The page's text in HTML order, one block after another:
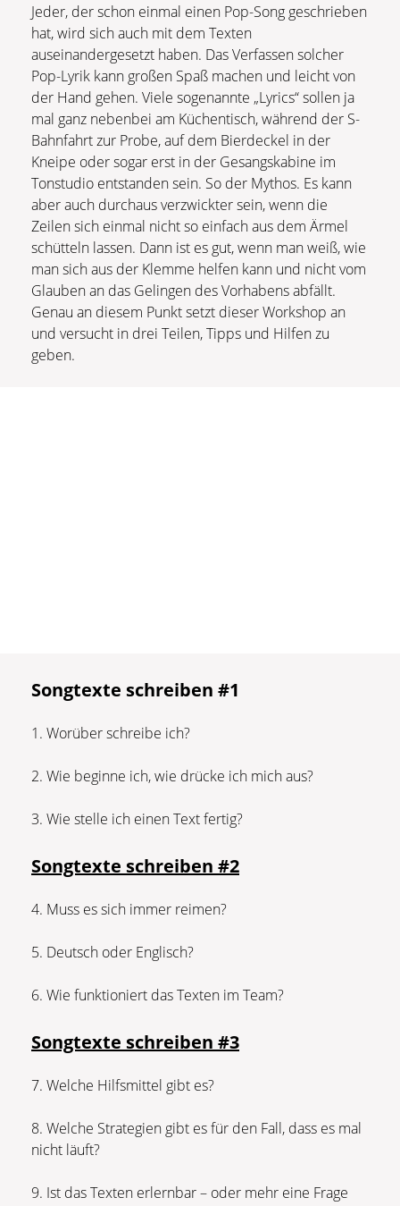
Jeder, der schon einmal einen Pop-Song geschrieben
hat, wird sich auch mit dem Texten
auseinandergesetzt haben. Das Verfassen solcher
Pop-Lyrik kann großen Spaß machen und leicht von
der Hand gehen. Viele sogenannte „Lyrics“ sollen ja
mal ganz nebenbei am Küchentisch, während der S-
Bahnfahrt zur Probe, auf dem Bierdeckel in der
Kneipe oder sogar erst in der Gesangskabine im
Tonstudio entstanden sein. So der Mythos. Es kann
aber auch durchaus verzwickter sein, wenn die
Zeilen sich einmal nicht so einfach aus dem Ärmel
schütteln lassen. Dann ist es gut, wenn man weiß, wie
man sich aus der Klemme helfen kann und nicht vom
Glauben an das Gelingen des Vorhabens abfällt.
Genau an diesem Punkt setzt dieser Workshop an
und versucht in drei Teilen, Tipps und Hilfen zu
geben.
Songtexte schreiben #1
1. Worüber schreibe ich?
2. Wie beginne ich, wie drücke ich mich aus?
3. Wie stelle ich einen Text fertig?
Songtexte schreiben #2
4. Muss es sich immer reimen?
5. Deutsch oder Englisch?
6. Wie funktioniert das Texten im Team?
Songtexte schreiben #3
7. Welche Hilfsmittel gibt es?
8. Welche Strategien gibt es für den Fall, dass es mal
nicht läuft?
9. Ist das Texten erlernbar – oder mehr eine Frage